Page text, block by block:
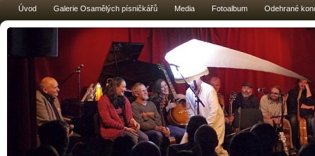
Úvod Galerie Osamělých písničkářů Media Fotoalbum Odehrané